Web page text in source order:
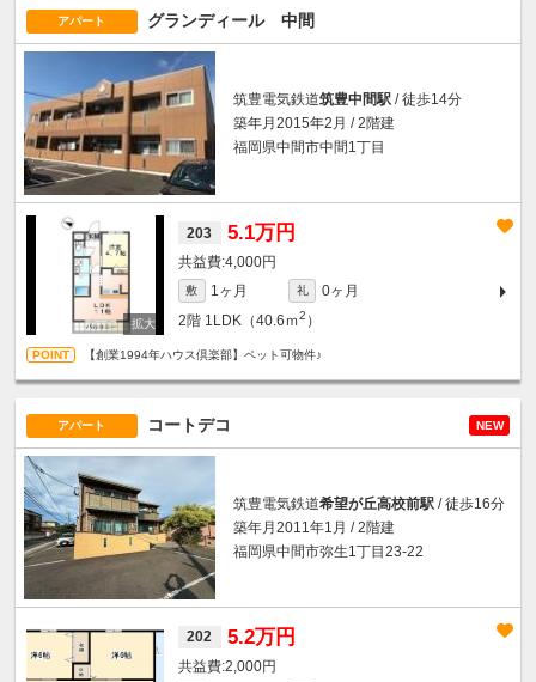
アパート グランディール 中間
筑豊電気鉄道筑豊中間駅 / 徒歩14分
築年月2015年2月 / 2階建
福岡県中間市中間1丁目
203 5.1万円
4,000円
敷 1ヶ月 礼
0ヶ月
2階 1LDK（40.6ｍ2 ）
【創業1994年ハウス倶楽部】ペット可物件♪
アパート コートデコ NEW
筑豊電気鉄道希望が丘高校前駅 / 徒歩16分
築年月2011年1月 / 2階建
福岡県中間市弥生1丁目23-22
202 5.2万円
2,000円